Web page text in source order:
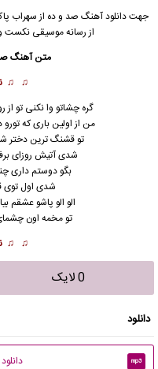
جهتدانلود آهنگ صد و ده ازسهراب
ازرسانه موسیقی نکست
متن آهنگ
♫ ♫
گره چشاتو وا نکنی تو
من از اولین باری که
تو قشنگ ترین دختر
شدی آتیش روزای
بگو دوستم داری
شدی اول توی
الو الو پاشو عشقم
تو مخمه اون
♫ ♫
0 لایک
دانلود
mp3